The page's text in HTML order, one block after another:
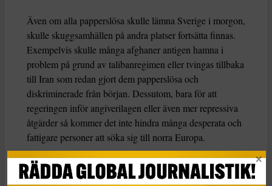
Även om alla papperslösa skulle lämna Sverige i morgon,
skulle skuggsamhällen på andra platser fortsätta finnas.
Exempelvis skulle många afghaner antigen hamna i
problem på grund av talibanregimen eller tvingas tillbaka
till Iran som redan gjort dem papperslösa och
diskriminerade från början. Dessutom, bara för att
regeringen inför angiverilagen eller även mer repressiva
åtgärder så kommer det inte hindra många desperata och
fattigare personer att söka sig till norra Europa.
Angiverilagen löser inteheller problemet där miljontals
människor globalt idag saknar lagliga ID-handlingar. Det